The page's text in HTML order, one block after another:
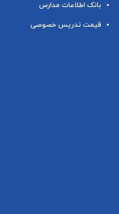
بانک اطلاعات مدارس
قیمت تدریس خصوصی